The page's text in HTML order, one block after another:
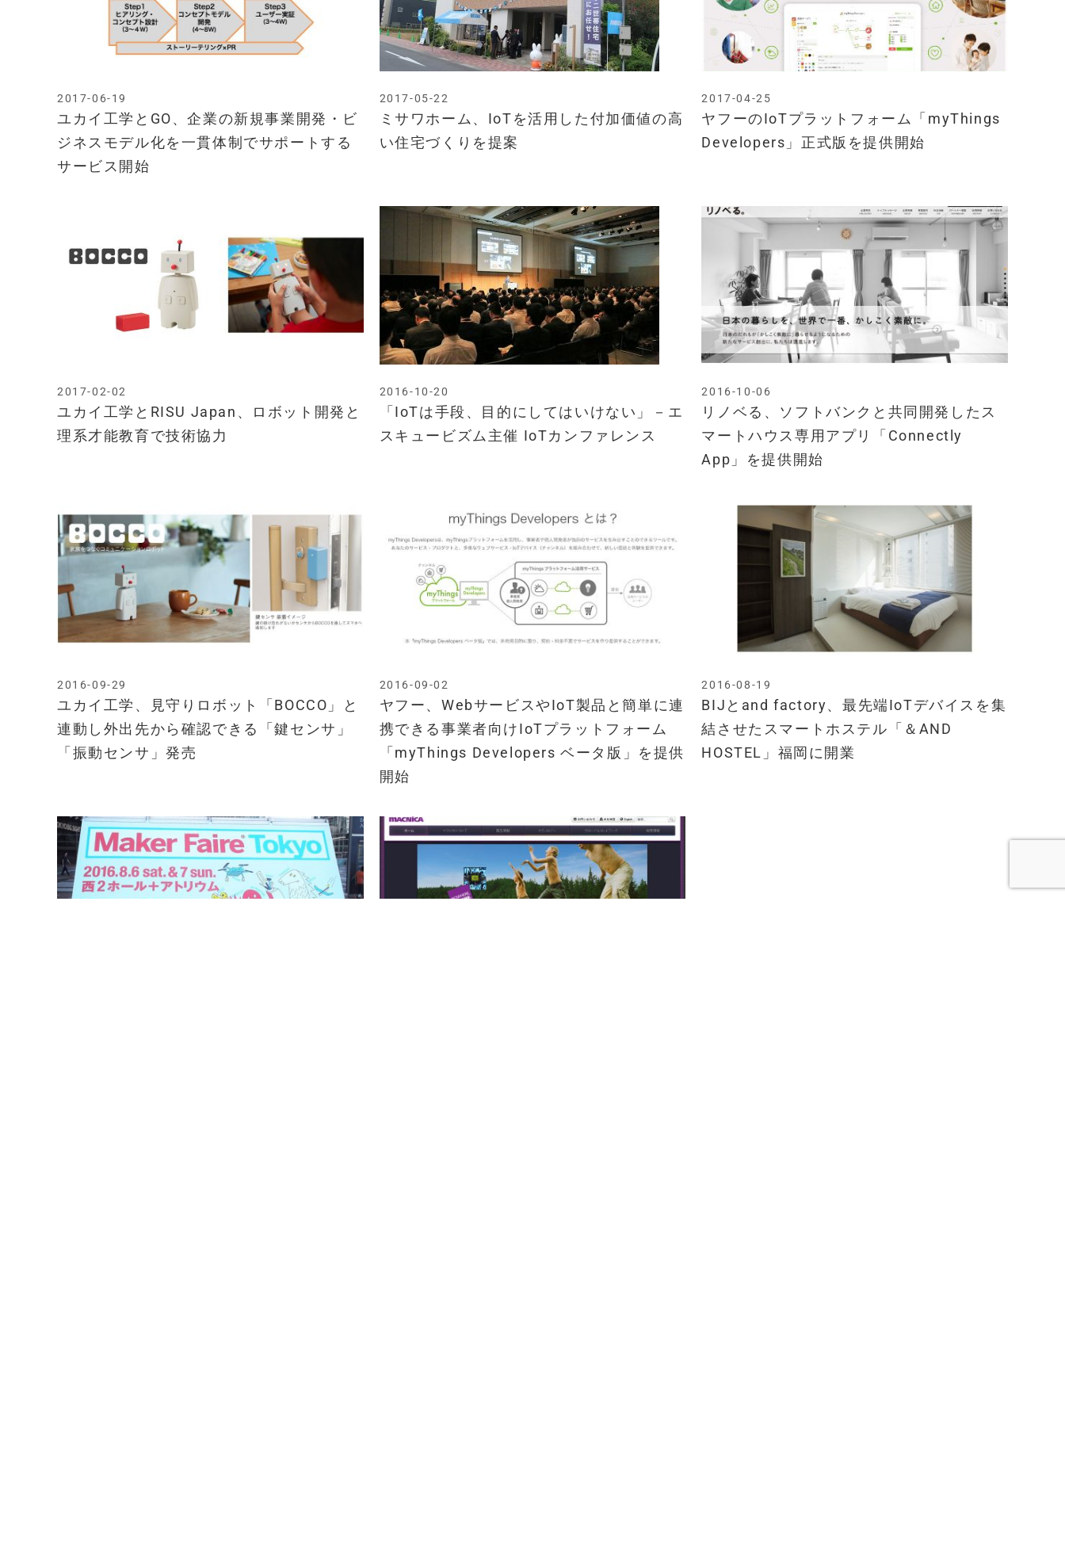
ユカイ工学とGO、企業の新規事業開発・ビ
ジネスモデル化を一貫体制でサポートする
サービス開始
2017-06-19
ミサワホーム、IoTを活用した付加価値の高
い住宅づくりを提案
2017-05-22
ヤフーのIoTプラットフォーム「myThings
Developers」正式版を提供開始
2017-04-25
ユカイ工学とRISU Japan、ロボット開発と
理系才能教育で技術協力
2017-02-02
「IoTは手段、目的にしてはいけない」－エ
スキュービズム主催 IoTカンファレンス
2016-10-20
リノベる、ソフトバンクと共同開発したス
マートハウス専用アプリ「Connectly
App」を提供開始
2016-10-06
ユカイ工学、見守りロボット「BOCCO」と
連動し外出先から確認できる「鍵センサ」
「振動センサ」発売
2016-09-29
ヤフー、WebサービスやIoT製品と簡単に連
携できる事業者向けIoTプラットフォーム
「myThings Developers ベータ版」を提供
開始
2016-09-02
BIJとand factory、最先端IoTデバイスを集
結させたスマートホステル「＆AND
HOSTEL」福岡に開業
2016-08-19